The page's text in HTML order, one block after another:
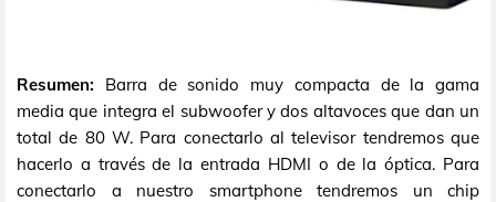
Resumen: Barra de sonido muy compacta de la gama
media que integra el subwoofer y dos altavoces que dan un
total de 80 W. Para conectarlo al televisor tendremos que
hacerlo a través de la entrada HDMI o de la óptica. Para
conectarlo a nuestro smartphone tendremos un chip